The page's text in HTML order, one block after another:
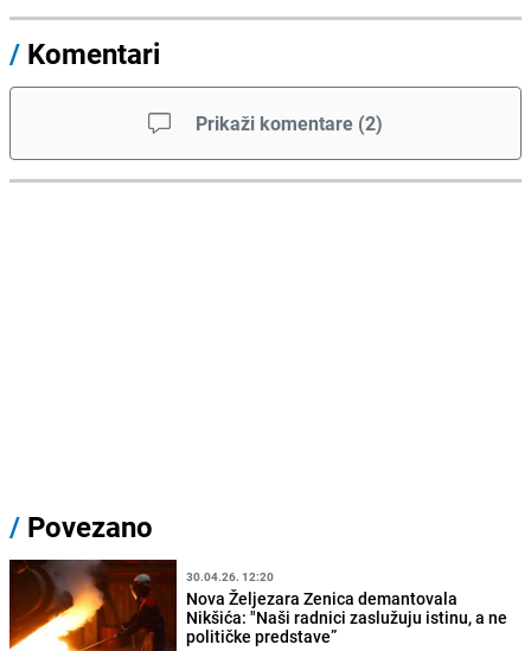
/ Komentari
Prikaži komentare (2)
/ Povezano
30.04.26. 12:20
Nova Željezara Zenica demantovala
Nikšića: "Naši radnici zaslužuju istinu, a ne
političke predstave”